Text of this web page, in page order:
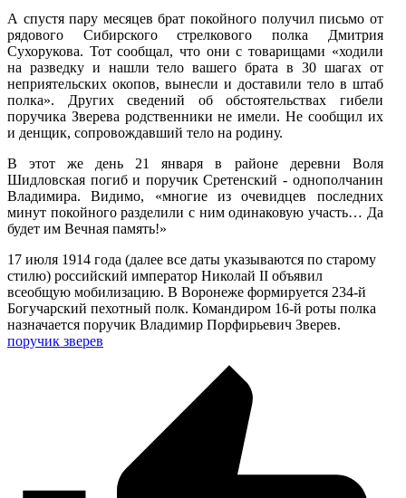
А спустя пару месяцев брат покойного получил письмо от
рядового Сибирского стрелкового полка Дмитрия
Сухорукова. Тот сообщал, что они с товарищами «ходили
на разведку и нашли тело вашего брата в 30 шагах от
неприятельских окопов, вынесли и доставили тело в штаб
полка». Других сведений об обстоятельствах гибели
поручика Зверева родственники не имели. Не сообщил их
и денщик, сопровождавший тело на родину.
В этот же день 21 января в районе деревни Воля
Шидловская погиб и поручик Сретенский - однополчанин
Владимира. Видимо, «многие из очевидцев последних
минут покойного разделили с ним одинаковую участь… Да
будет им Вечная память!»
17 июля 1914 года (далее все даты указываются по старому
стилю) российский император Николай II объявил
всеобщую мобилизацию. В Воронеже формируется 234-й
Богучарский пехотный полк. Командиром 16-й роты полка
назначается поручик Владимир Порфирьевич Зверев.
поручик зверев